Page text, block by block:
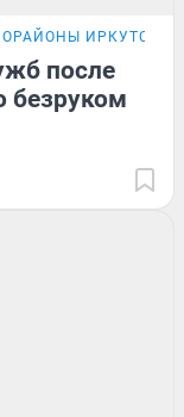
ИРКУТСКА
после
безруком